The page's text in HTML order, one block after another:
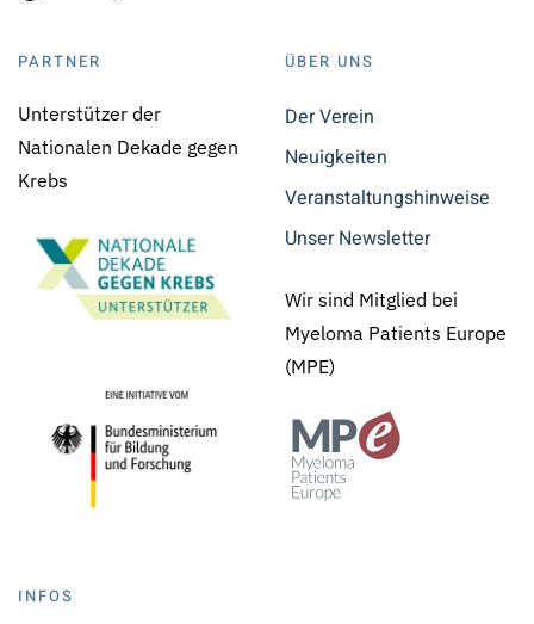
PARTNER
Unterstützer der
Nationalen Dekade gegen
Krebs
ÜBER UNS
Der Verein
Neuigkeiten
Veranstaltungshinweise
Unser Newsletter
Wir sind Mitglied bei
Myeloma Patients Europe
(MPE)
INFOS